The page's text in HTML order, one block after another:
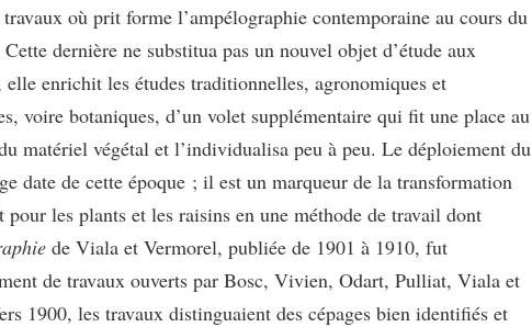
où prit forme l’ampélographie contemporaine au cours du
dernière ne substitua pas un nouvel objet d’étude aux
elle enrichit les études traditionnelles, agronomiques et
voire botaniques, d’un volet supplémentaire qui fit une place au
matériel végétal et l’individualisa peu à peu. Le déploiement du
date de cette époque ; il est un marqueur de la transformation
pour les plants et les raisins en une méthode de travail dont
de Viala et Vermorel, publiée de 1901 à 1910, fut
de travaux ouverts par Bosc, Vivien, Odart, Pulliat, Viala et
1900, les travaux distinguaient des cépages bien identifiés et